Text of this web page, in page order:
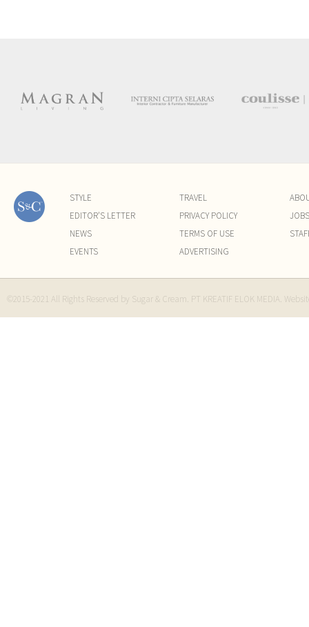
STYLE
EDITOR'S LETTER
NEWS
EVENTS
TRAVEL
PRIVACY POLICY
TERMS OF USE
ADVERTISING
JOBS
©2015-2021 All Rights Reserved by Sugar & Cream. PT KREATIF ELOK MEDIA.